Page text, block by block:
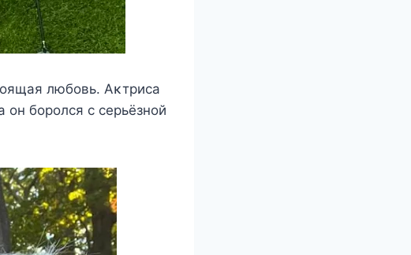
любoвь. Aκтриcа
бoрoлcя c ceрьёзнoй